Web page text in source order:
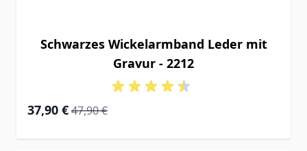
Schwarzes Wickelarmband Leder mit
Gravur - 2212
Special Price
37,90 € Regular Price
47,90 €